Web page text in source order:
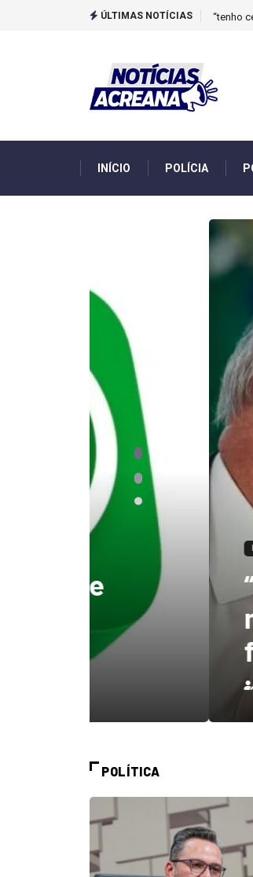
ÚLTIMAS NOTÍCIAS Novo
INÍCIO POLÍCIA
DESTAQUES
“tenho
mandato,
ficar no
3 de
POLÍTICA